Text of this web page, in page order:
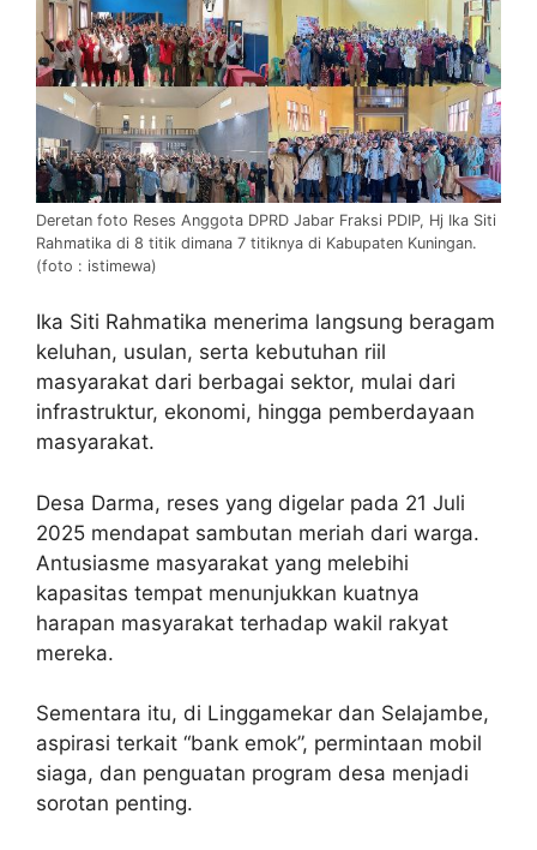
Deretan foto Reses Anggota DPRD Jabar Fraksi PDIP, Hj Ika Siti
Rahmatika di 8 titik dimana 7 titiknya di Kabupaten Kuningan.
(foto : istimewa)
Ika Siti Rahmatika menerima langsung beragam
keluhan, usulan, serta kebutuhan riil
masyarakat dari berbagai sektor, mulai dari
infrastruktur, ekonomi, hingga pemberdayaan
masyarakat.
Desa Darma, reses yang digelar pada 21 Juli
2025 mendapat sambutan meriah dari warga.
Antusiasme masyarakat yang melebihi
kapasitas tempat menunjukkan kuatnya
harapan masyarakat terhadap wakil rakyat
mereka.
Sementara itu, di Linggamekar dan Selajambe,
aspirasi terkait “bank emok”, permintaan mobil
siaga, dan penguatan program desa menjadi
sorotan penting.